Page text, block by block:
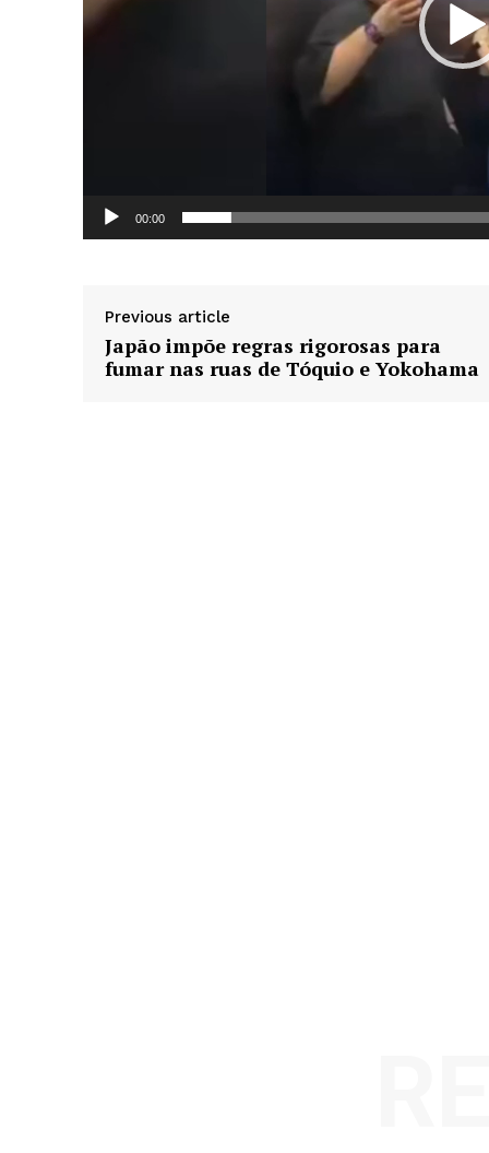
News
d
00:00
Previous article
Japão impõe regras rigorosas para
fumar nas ruas de Tóquio e Yokohama